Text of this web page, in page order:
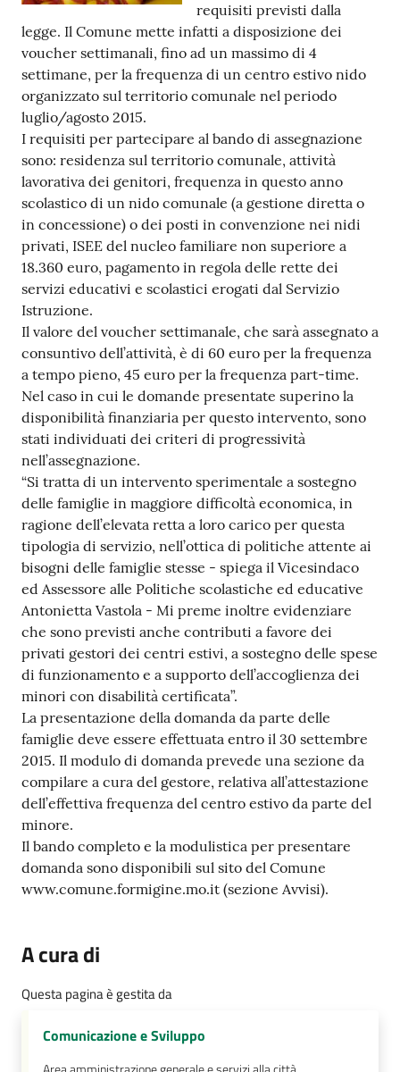
Seguici
su
requisiti previsti dalla
legge. Il Comune mette infatti a disposizione dei
voucher settimanali, fino ad un massimo di 4
settimane, per la frequenza di un centro estivo nido
organizzato sul territorio comunale nel periodo
luglio/agosto 2015.
I requisiti per partecipare al bando di assegnazione
sono: residenza sul territorio comunale, attività
lavorativa dei genitori, frequenza in questo anno
scolastico di un nido comunale (a gestione diretta o
in concessione) o dei posti in convenzione nei nidi
privati, ISEE del nucleo familiare non superiore a
18.360 euro, pagamento in regola delle rette dei
servizi educativi e scolastici erogati dal Servizio
Istruzione.
Il valore del voucher settimanale, che sarà assegnato a
consuntivo dell’attività, è di 60 euro per la frequenza
a tempo pieno, 45 euro per la frequenza part-time.
Nel caso in cui le domande presentate superino la
disponibilità finanziaria per questo intervento, sono
stati individuati dei criteri di progressività
nell’assegnazione.
“Si tratta di un intervento sperimentale a sostegno
delle famiglie in maggiore difficoltà economica, in
ragione dell’elevata retta a loro carico per questa
tipologia di servizio, nell’ottica di politiche attente ai
bisogni delle famiglie stesse - spiega il Vicesindaco
ed Assessore alle Politiche scolastiche ed educative
Antonietta Vastola - Mi preme inoltre evidenziare
che sono previsti anche contributi a favore dei
privati gestori dei centri estivi, a sostegno delle spese
di funzionamento e a supporto dell’accoglienza dei
minori con disabilità certificata”.
La presentazione della domanda da parte delle
famiglie deve essere effettuata entro il 30 settembre
2015. Il modulo di domanda prevede una sezione da
compilare a cura del gestore, relativa all’attestazione
dell’effettiva frequenza del centro estivo da parte del
minore.
Il bando completo e la modulistica per presentare
domanda sono disponibili sul sito del Comune
www.comune.formigine.mo.it (sezione Avvisi).
A cura di
Questa pagina è gestita da
Comunicazione e Sviluppo